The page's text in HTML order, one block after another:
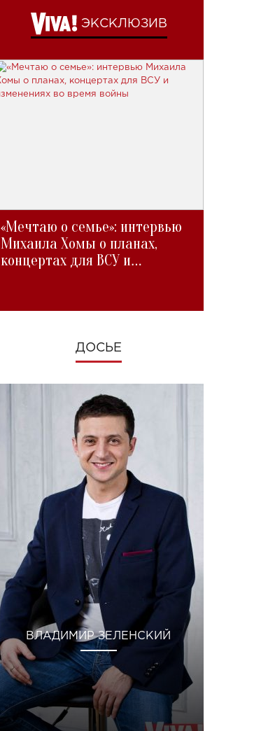
ЭКСКЛЮЗИВ
«Мечтаю о семье»: интервью
Михаила Хомы о планах,
концертах для ВСУ и
ДОСЬЕ
ВЛАДИМИР ЗЕЛЕНСКИЙ